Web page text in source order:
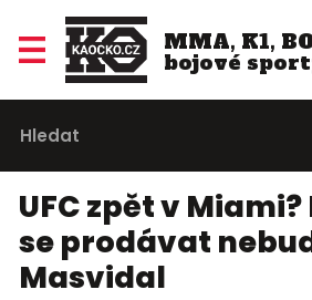
MMA, K1,
bojové
UFC zpět v
se prodávat
Masvidal